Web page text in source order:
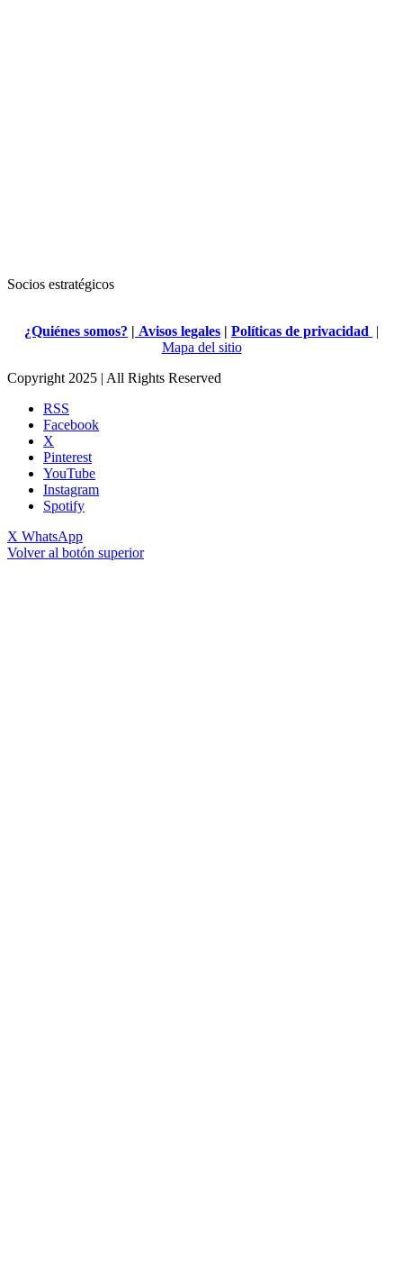
Socios estratégicos
¿Quiénes somos? | Avisos legales | Políticas de privacidad |
Mapa del sitio
Copyright 2025 | All Rights Reserved
RSS
Facebook
X
Pinterest
YouTube
Instagram
Spotify
X WhatsApp
Volver al botón superior